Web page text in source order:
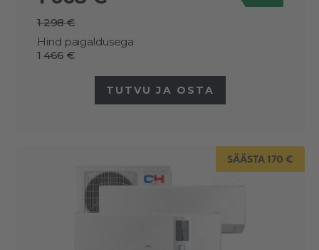
1 298 €
Hind paigaldusega
1 466 €
TUTVU JA OSTA
SÄÄSTA 170 €